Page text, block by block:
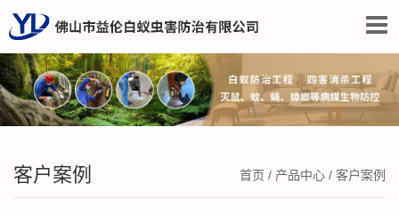
客户案例 首页 / 产品中心 / 客户案例